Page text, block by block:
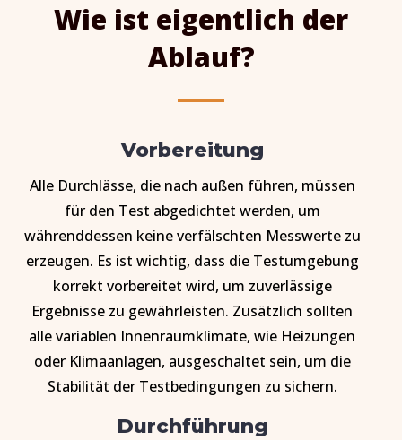
Wie ist eigentlich der
Ablauf?
Vorbereitung
Alle Durchlässe, die nach außen führen, müssen
für den Test abgedichtet werden, um
währenddessen keine verfälschten Messwerte zu
erzeugen. Es ist wichtig, dass die Testumgebung
korrekt vorbereitet wird, um zuverlässige
Ergebnisse zu gewährleisten. Zusätzlich sollten
alle variablen Innenraumklimate, wie Heizungen
oder Klimaanlagen, ausgeschaltet sein, um die
Stabilität der Testbedingungen zu sichern.
Durchführung